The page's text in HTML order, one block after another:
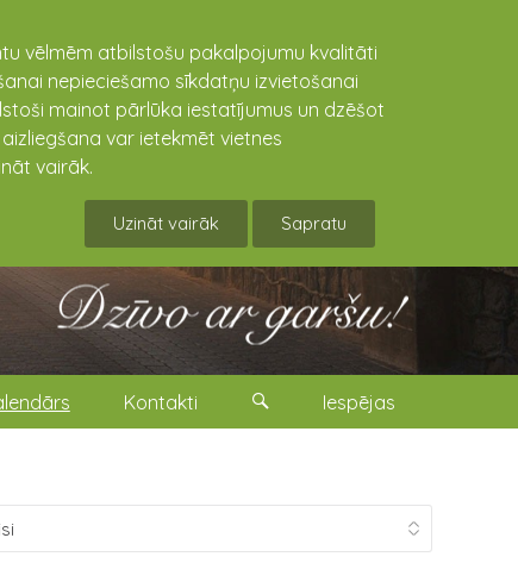
vēlmēm atbilstošu pakalpojumu kvalitāti
nepieciešamo sīkdatņu izvietošanai
mainot pārlūka iestatījumus un dzēšot
var ietekmēt vietnes
vairāk.
Uzināt vairāk Sapratu
Kontakti Iespējas